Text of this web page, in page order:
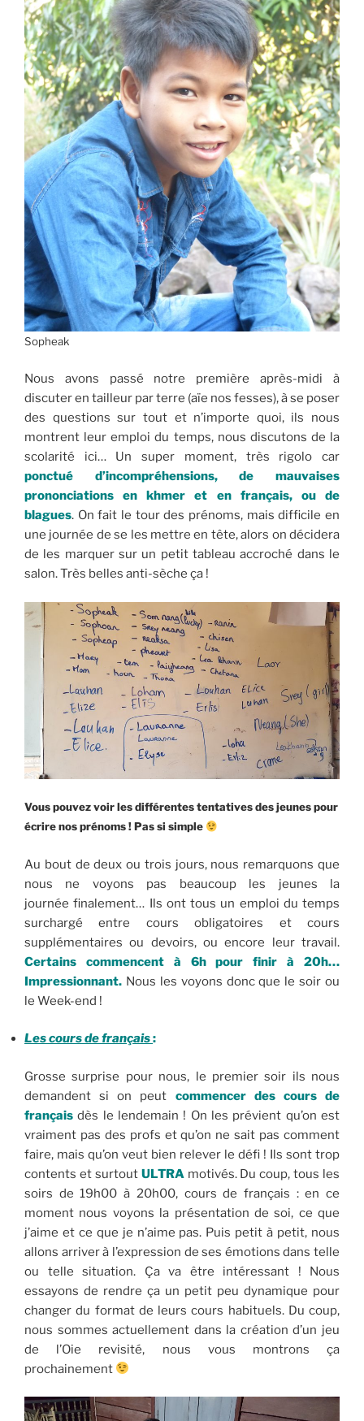
Sopheak
Nous avons passé notre première après-midi à
discuter en tailleur par terre (aïe nos fesses), à se poser
des questions sur tout et n’importe quoi, ils nous
montrent leur emploi du temps, nous discutons de la
scolarité ici… Un super moment, très rigolo car
ponctué d’incompréhensions, de mauvaises
prononciations en khmer et en français, ou de
blagues. On fait le tour des prénoms, mais difficile en
une journée de se les mettre en tête, alors on décidera
de les marquer sur un petit tableau accroché dans le
salon. Très belles anti-sèche ça !
Vous pouvez voir les différentes tentatives des jeunes pour
écrire nos prénoms ! Pas si simple
Au bout de deux ou trois jours, nous remarquons que
nous ne voyons pas beaucoup les jeunes la
journée finalement… Ils ont tous un emploi du temps
surchargé entre cours obligatoires et cours
supplémentaires ou devoirs, ou encore leur travail.
Certains commencent à 6h pour finir à 20h…
Impressionnant. Nous les voyons donc que le soir ou
le Week-end !
Les cours de français:
Grosse surprise pour nous, le premier soir ils nous
demandent si on peut commencer des cours de
françaisdès le lendemain ! On les prévient qu’on est
vraiment pas des profs et qu’on ne sait pas comment
faire, mais qu’on veut bien relever le défi ! Ils sont trop
contents et surtout ULTRA motivés. Du coup, tous les
soirs de 19h00 à 20h00, cours de français : en ce
moment nous voyons la présentation de soi, ce que
j’aime et ce que je n’aime pas. Puis petit à petit, nous
allons arriver à l’expression de ses émotions dans telle
ou telle situation. Ça va être intéressant ! Nous
essayons de rendre ça un petit peu dynamique pour
changer du format de leurs cours habituels. Du coup,
nous sommes actuellement dans la création d’un jeu
de l’Oie revisité, nous vous montrons ça
prochainement